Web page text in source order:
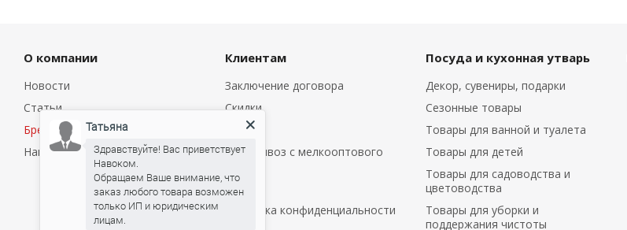
О компании
Новости
Статьи
Бренды
Наши марки
Клиентам
Заключение договора
Скидки
Оплата
Самовывоз с мелкооптового
Услуги
Политика конфиденциальности
Посуда и кухонная утварь
Декор, сувениры, подарки
Сезонные товары
Товары для ванной и туалета
Товары для детей
Товары для садоводства и
цветоводства
Товары для уборки и
поддержания чистоты
Татьяна
Здравствуйте! Вас приветствует
Навоком.
Обращаем Ваше внимание, что
заказ любого товара возможен
только ИП и юридическим